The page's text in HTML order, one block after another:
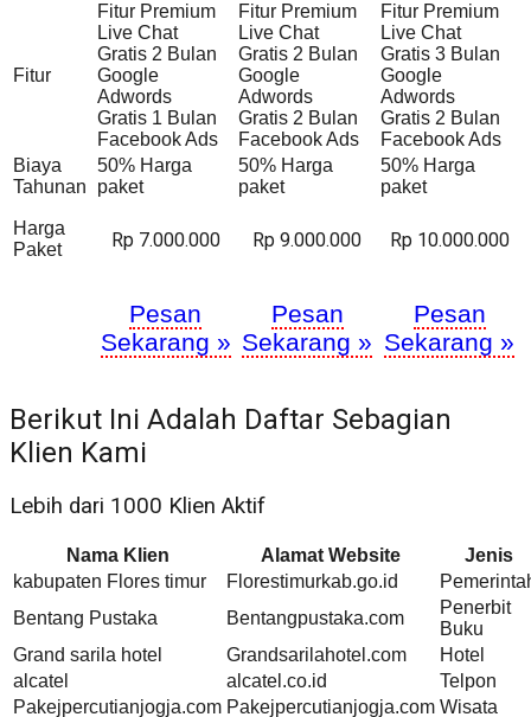
Fitur
Fitur Premium
Live Chat
Gratis 2 Bulan
Google
Adwords
Gratis 1 Bulan
Facebook Ads
Fitur Premium
Live Chat
Gratis 2 Bulan
Google
Adwords
Gratis 2 Bulan
Facebook Ads
Fitur Premium
Live Chat
Gratis 3 Bulan
Google
Adwords
Gratis 2 Bulan
Facebook Ads
Biaya
Tahunan
50% Harga
paket
50% Harga
paket
50% Harga
paket
Harga
Paket
Rp 7.000.000 Rp 9.000.000 Rp 10.000.000
Pesan
Sekarang »
Pesan
Sekarang »
Pesan
Sekarang »
Berikut Ini Adalah Daftar Sebagian
Klien Kami
Lebih dari 1000 Klien Aktif
Nama Klien Alamat Website
Jenis
kabupaten Flores timur
Florestimurkab.go.id
Bentang Pustaka
Bentangpustaka.com
Penerbit
Buku
Grand sarila hotel
Grandsarilahotel.com
Hotel
alcatel
alcatel.co.id
Telpon
Pakejpercutianjogja.com Pakejpercutianjogja.com Wisata